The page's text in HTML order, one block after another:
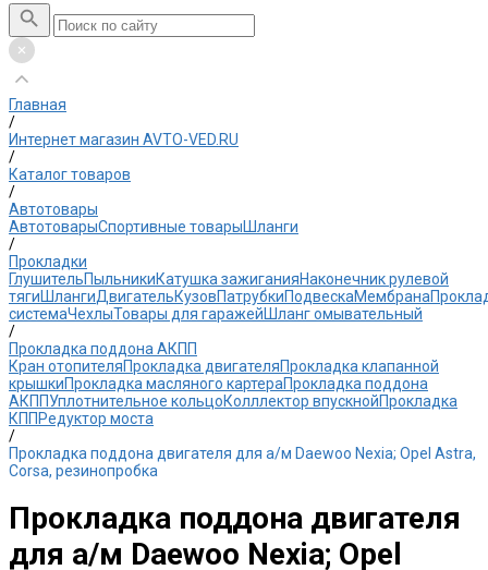
Главная
/
Интернет магазин AVTO-VED.RU
/
Каталог товаров
/
Автотовары
АвтотоварыСпортивные товарыШланги
/
Прокладки
ГлушительПыльникиКатушка зажиганияНаконечник рулевой
тягиШлангиДвигательКузовПатрубкиПодвескаМембрана
системаЧехлыТовары для гаражейШланг омывательный
/
Прокладка поддона АКПП
Кран отопителяПрокладка двигателяПрокладка клапанной
крышкиПрокладка масляного картераПрокладка поддона
АКППУплотнительное кольцоКолллектор впускнойПрокладка
КПП Редуктор моста
/
Прокладка поддона двигателя для а/м Daewoo Nexia; Opel Astra,
Corsa, резинопробка
Прокладка поддона двигателя
для а/м Daewoo Nexia; Opel